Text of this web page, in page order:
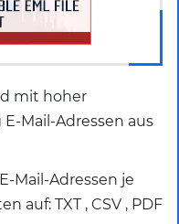
mit hoher
Mail-Adressen aus
Mail-Adressen je
auf: TXT , CSV , PDF